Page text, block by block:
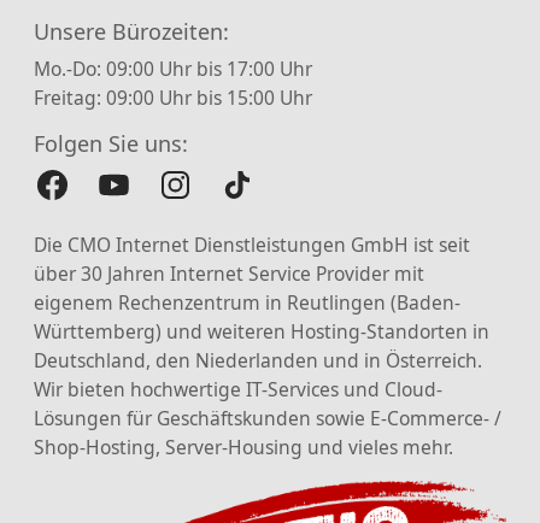
Unsere Bürozeiten:
Mo.-Do: 09:00 Uhr bis 17:00 Uhr
Freitag: 09:00 Uhr bis 15:00 Uhr
Folgen Sie uns:
Die CMO Internet Dienstleistungen GmbH ist seit
über 30 Jahren Internet Service Provider mit
eigenem Rechenzentrum in Reutlingen (Baden-
Württemberg) und weiteren Hosting-Standorten in
Deutschland, den Niederlanden und in Österreich.
Wir bieten hochwertige IT-Services und Cloud-
Lösungen für Geschäftskunden sowie E-Commerce- /
Shop-Hosting, Server-Housing und vieles mehr.